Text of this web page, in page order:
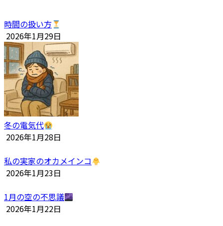
時間の扱い方
2026年1月29日
冬の電気代
2026年1月28日
私の実家のオカメインコ
2026年1月23日
1月の空の不思議
2026年1月22日